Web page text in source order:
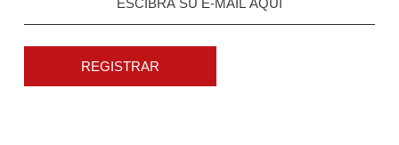
REGISTRAR